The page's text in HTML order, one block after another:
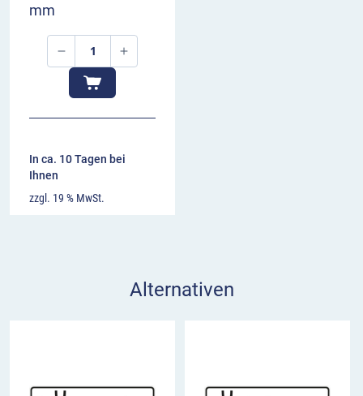
mm
In ca. 10 Tagen bei
Ihnen
zzgl. 19 % MwSt.
Alternativen